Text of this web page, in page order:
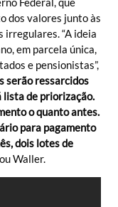
dos valores junto às
irregulares. “A ideia
em parcela única,
e pensionistas”,
serão ressarcidos
lista de priorização.
o quanto antes.
para pagamento
dois lotes de
Waller.